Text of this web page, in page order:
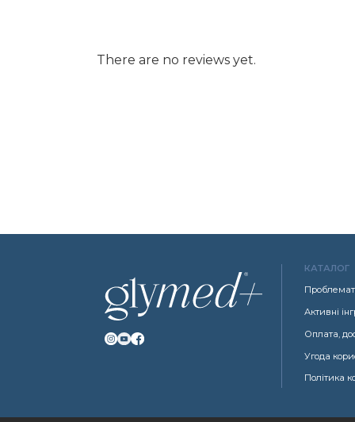
There are no reviews yet.
КАТАЛОГ
Активні
Оплата,
Угода
Політика